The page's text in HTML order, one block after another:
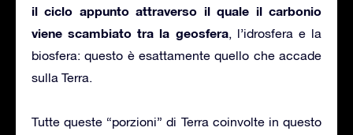
il ciclo appunto attraverso il quale il carbonio
viene scambiato tra la geosfera, l’idrosfera e la
biosfera: questo è esattamente quello che accade
sulla Terra.
Tutte queste “porzioni” di Terra coinvolte in questo